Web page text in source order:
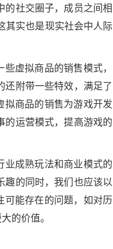
的社交圈子，成员之间相
其实也是现实社会中人际
虚拟商品的销售模式，
附带一些特效，满足了
拟商品的销售为游戏开发
的运营模式，提高游戏的
业成熟玩法和商业模式的
趣的同时，我们也应该以
可能存在的问题，如对历
的价值。